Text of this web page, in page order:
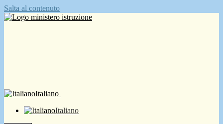
Salta al contenuto
Italiano
Italiano